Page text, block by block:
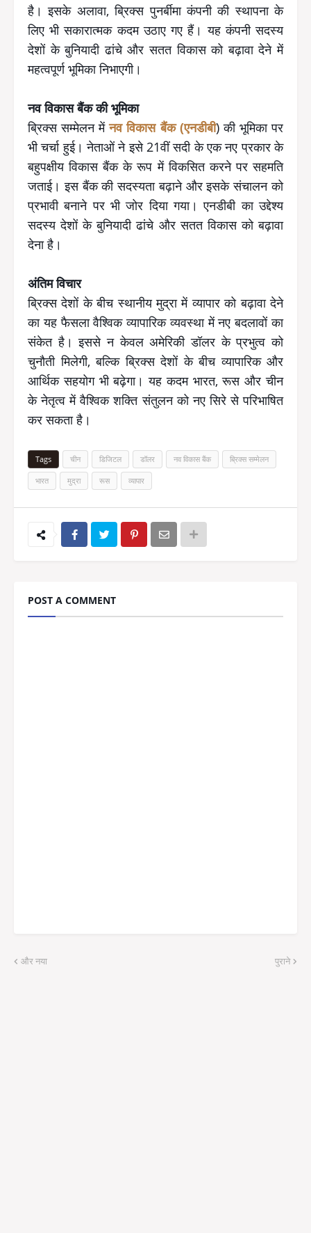
है। इसके अलावा, ब्रिक्स पुनर्बीमा कंपनी की स्थापना के
लिए भी सकारात्मक कदम उठाए गए हैं। यह कंपनी सदस्य
देशों के बुनियादी ढांचे और सतत विकास को बढ़ावा देने में
महत्वपूर्ण भूमिका निभाएगी।
नव विकास बैंक की भूमिका
ब्रिक्स सम्मेलन मेंनव विकास बैंक (एनडीबी) की भूमिका पर
भी चर्चा हुई। नेताओं ने इसे 21वीं सदी के एक नए प्रकार के
बहुपक्षीय विकास बैंक के रूप में विकसित करने पर सहमति
जताई। इस बैंक की सदस्यता बढ़ाने और इसके संचालन को
प्रभावी बनाने पर भी जोर दिया गया। एनडीबी का उद्देश्य
सदस्य देशों के बुनियादी ढांचे और सतत विकास को बढ़ावा
देना है।
अंतिम विचार
ब्रिक्स देशों के बीच स्थानीय मुद्रा में व्यापार को बढ़ावा देने
का यह फैसला वैश्विक व्यापारिक व्यवस्था में नए बदलावों का
संकेत है। इससे न केवल अमेरिकी डॉलर के प्रभुत्व को
चुनौती मिलेगी, बल्कि ब्रिक्स देशों के बीच व्यापारिक और
आर्थिक सहयोग भी बढ़ेगा। यह कदम भारत, रूस और चीन
के नेतृत्व में वैश्विक शक्ति संतुलन को नए सिरे से परिभाषित
कर सकता है।
Tags चीन डिजिटल डॉलर नव विकास बैंक ब्रिक्स सम्मेलन
भारत मुद्रा रूस व्यापार
POST A COMMENT
और नया पुराने